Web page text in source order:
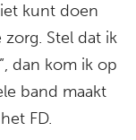
kunt doen
Stel dat ik
dan kom ik op
band maakt
FD.